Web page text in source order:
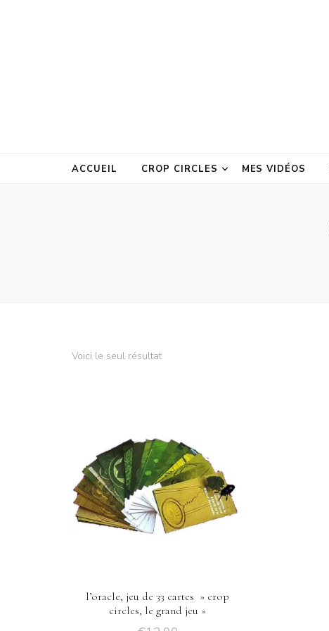
ACCUEIL CROP CIRCLES MES VIDÉOS
Voici le seul résultat
l’oracle, jeu de 33 cartes » crop
circles, le grand jeu »